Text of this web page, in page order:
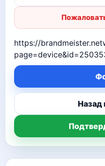
https://
Назад